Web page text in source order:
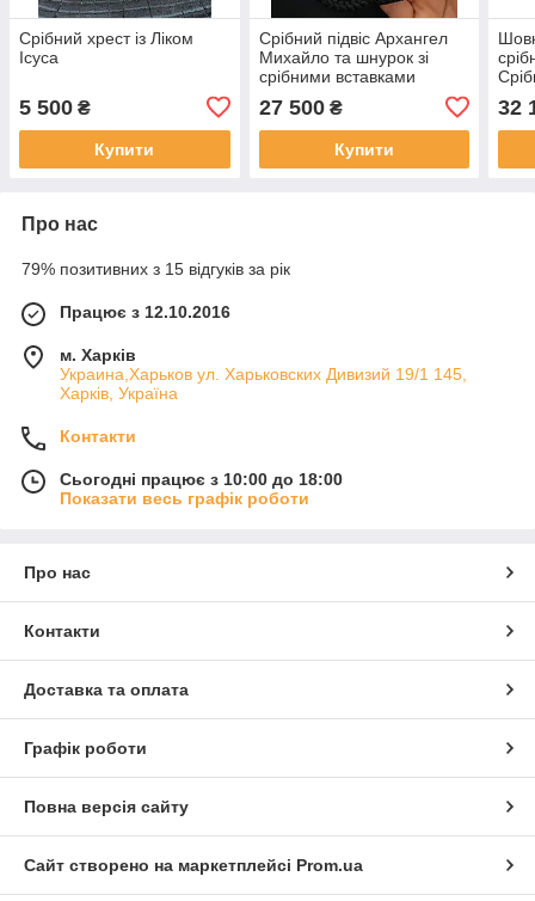
Срібний хрест із Ліком
Ісуса
5 500 ₴
Купити
Срібний підвіс Архангел
Михайло та шнурок зі
срібними вставками
27 500₴
Купити
та
32
Про нас
79% позитивних з 15 відгуків за рік
Працює з 12.10.2016
м. Харків
Украина,Харьков ул. Харьковских Дивизий 19/1 145,
Харків, Україна
Контакти
Сьогодні працює з 10:00 до 18:00
Показати весь графік роботи
Про нас
Контакти
Доставка та оплата
Графік роботи
Повна версія сайту
Сайт створено на маркетплейсі Prom.ua